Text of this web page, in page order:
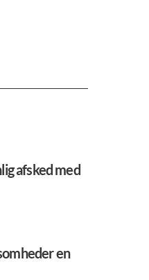
afsked med
en